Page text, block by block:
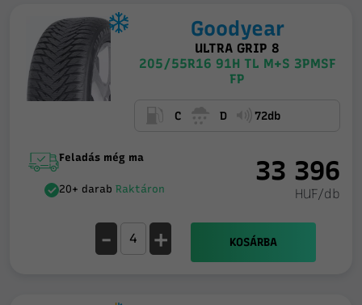
Goodyear
ULTRA GRIP 8
205/55R16 91H TL M+S 3PMSF
FP
C D 72db
Feladás még ma
20+ darabRaktáron
33 396
HUF/db
- + KOSÁRBA